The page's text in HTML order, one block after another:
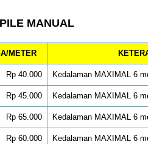
MANUAL
METER
Rp 40.000 Kedalaman MAXIMAL 6
Rp 45.000 Kedalaman MAXIMAL 6
Rp 65.000 Kedalaman MAXIMAL 6
Rp 60.000 Kedalaman MAXIMAL 6